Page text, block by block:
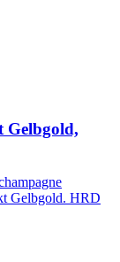
Gelbgold,
Gelbgold. HRD